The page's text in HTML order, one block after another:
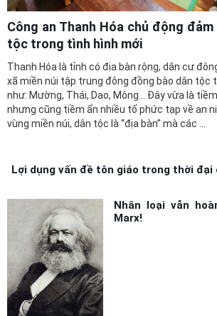
Công an Thanh Hóa chủ động
tộc trong tình hình mới
Thanh Hóa là tỉnh có địa bàn rộng, dân cư
xã miền núi tập trung đông đồng bào dân tộc
như: Mường, Thái, Dao, Mông… Đây vừa là
nhưng cũng tiềm ẩn nhiều tố phức tạp về an
vùng miền núi, dân tộc là “địa bàn” mà các ...
Marx!